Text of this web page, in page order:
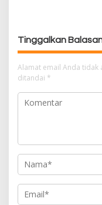
p
o
s
Tinggalkan
Alamat email Anda tidak
ditandai *